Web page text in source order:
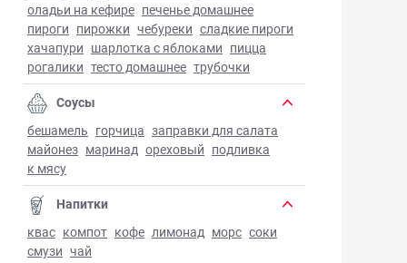
оладьи на кефире печенье домашнее
пироги пирожки чебуреки сладкие пироги
хачапури шарлотка с яблоками пицца
рогалики тесто домашнее трубочки
Соусы
бешамель горчица заправки для салата
майонез маринад ореховый подливка
к мясу
Напитки
квас компот кофе лимонад морс соки
смузи чай